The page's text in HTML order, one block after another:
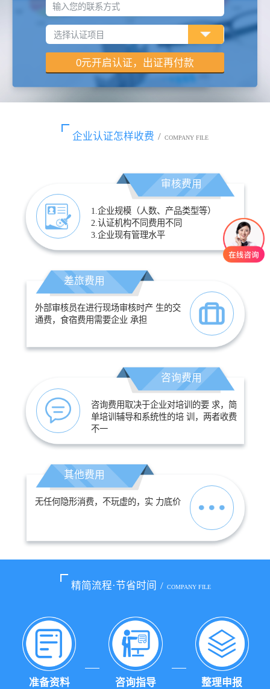
输入您的联系方式
企业认证怎样收费 / COMPANY FILE
审核费用
1.企业规模（人数、产品类型等）
2.认证机构不同费用不同
3.企业现有管理水平
差旅费用
外部审核员在进行现场审核时产 生的交
通费，食宿费用需要企业 承担
咨询费用
咨询费用取决于企业对培训的要 求，简
单培训辅导和系统性的培 训，两者收费
不一
其他费用
无任何隐形消费，不玩虚的，实 力底价
精简流程·节省时间 / COMPANY FILE
准备资料 咨询指导 整理申报